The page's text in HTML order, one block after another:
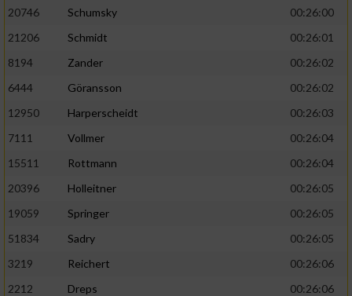
20746
Schumsky
00:26:00
21206
Schmidt
00:26:01
8194
Zander
00:26:02
6444
Göransson
00:26:02
12950
Harperscheidt
00:26:03
7111
Vollmer
00:26:04
15511
Rottmann
00:26:04
20396
Holleitner
00:26:05
19059
Springer
00:26:05
51834
Sadry
00:26:05
3219
Reichert
00:26:06
2212
Dreps
00:26:06
Informationen identifizieren